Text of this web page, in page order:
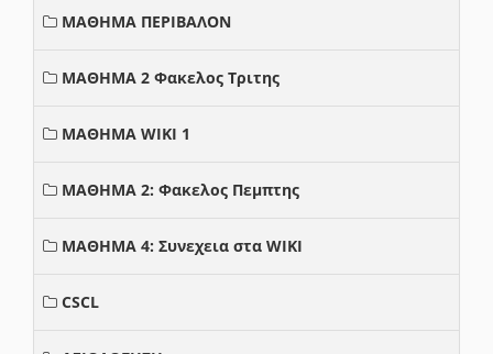
ΜΑΘΗΜΑ ΠΕΡΙΒΑΛΟΝ
ΜΑΘΗΜΑ 2 Φακελος Τριτης
ΜΑΘΗΜΑ WIKI 1
ΜΑΘΗΜΑ 2: Φακελος Πεμπτης
ΜΑΘΗΜΑ 4: Συνεχεια στα WIKI
CSCL